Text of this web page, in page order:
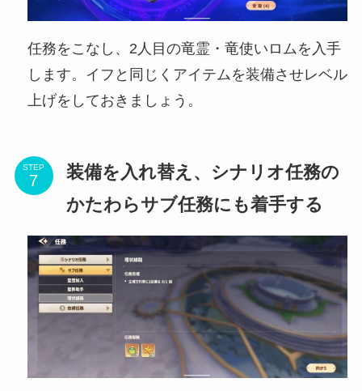
任務をこなし、2人目の竜霊・竜使いロムを入手
します。イフと同じくアイテムを装備させレベル
上げをしておきましょう。
STEP
装備を入れ替え、シナリオ任務の
かたわらサブ任務にも着手する